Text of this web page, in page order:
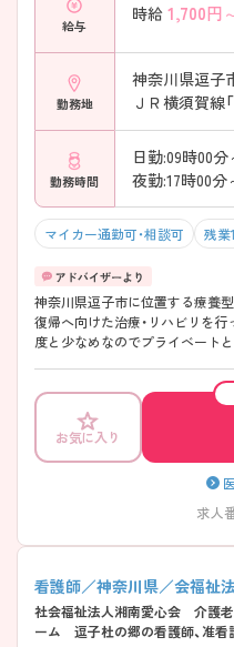
給与
時給 1,700円
勤務地
神奈川県逗子
ＪＲ横須賀線
勤務時間
日勤:09時00分
夜勤:17時00分
マイカー通勤可・相談可 残業
神奈川県逗子市に位置する療養
復帰へ向けた治療・リハビリを
度と少なめなのでプライベート
すい点もポイントです。無料駐
便利です。 ご興味ある方には、
しいたしますのでお気軽にご相
お気に入り
求人
看護師／神奈川県／会福祉
社会福祉法人湘南愛心会 介護
ーム 逗子杜の郷の看護師、准看